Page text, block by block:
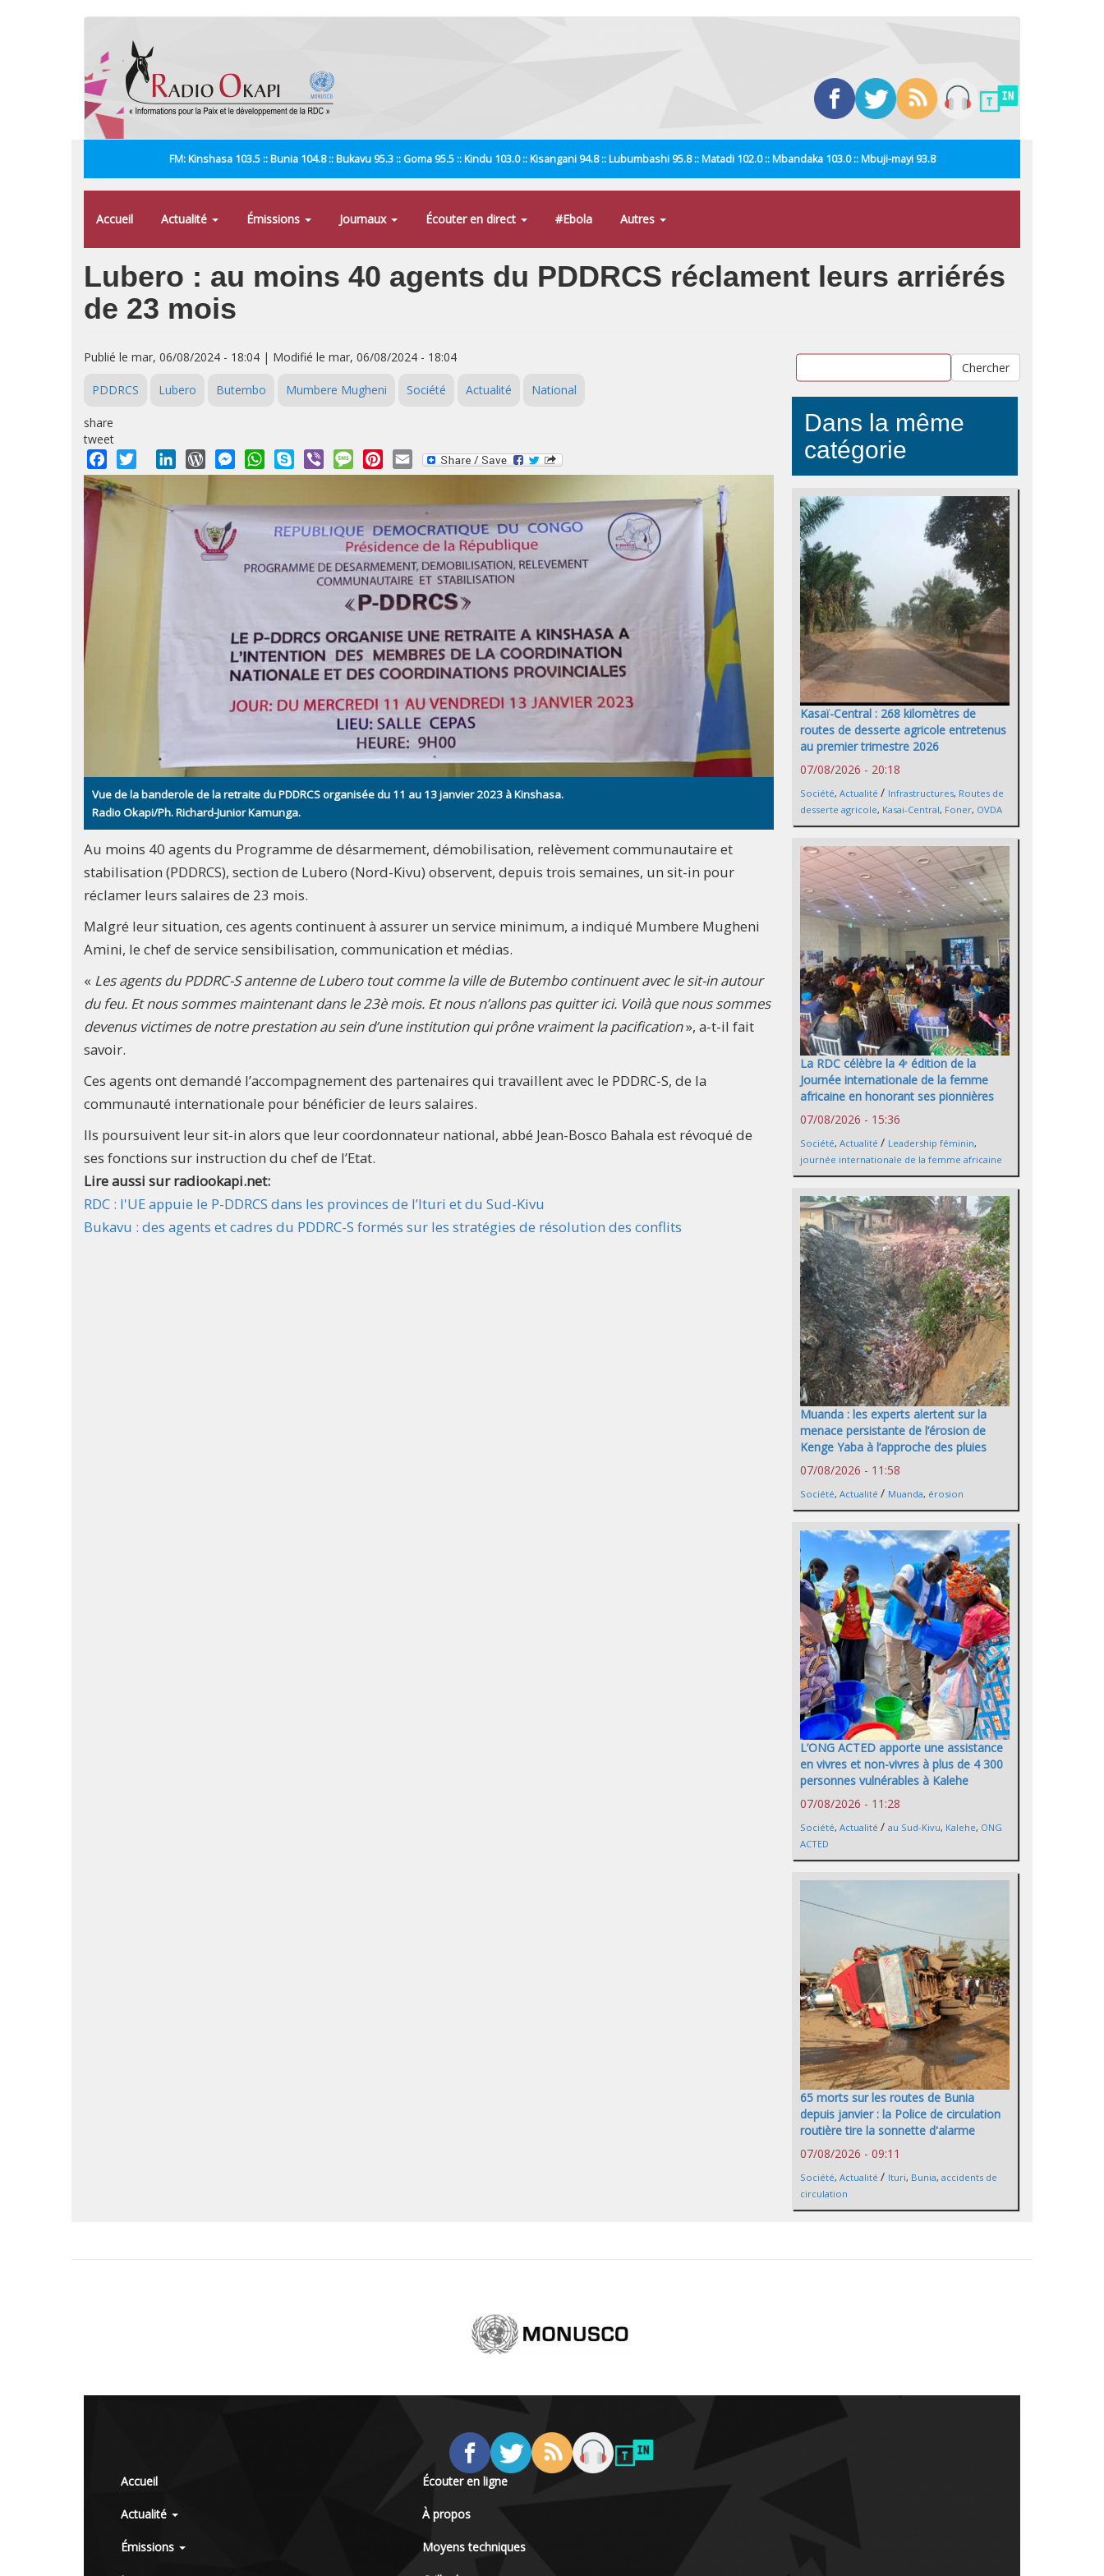
FM: Kinshasa 103.5 :: Bunia 104.8 :: Bukavu 95.3 :: Goma 95.5 :: Kindu 103.0 :: Kisangani 94.8 :: Lubumbashi 95.8 :: Matadi 102.0 :: Mbandaka 103.0 :: Mbuji-mayi 93.8
Accueil Actualité Émissions Journaux Écouter en direct #Ebola Autres
Lubero : au moins 40 agents du PDDRCS réclament leurs arriérés
de 23 mois
Publié le mar, 06/08/2024 - 18:04 | Modifié le mar, 06/08/2024 - 18:04
PDDRCS Lubero Butembo Mumbere Mugheni Société Actualité National
share
tweet
Facebook
Twitter LinkedInWordPressMessengerWhatsApp
Skype Viber MessagePinterest
Email
Vue de la banderole de la retraite du PDDRCS organisée du 11 au 13 janvier 2023 à Kinshasa.
Radio Okapi/Ph. Richard-Junior Kamunga.
Au moins 40 agents du Programme de désarmement, démobilisation, relèvement communautaire et
stabilisation (PDDRCS), section de Lubero (Nord-Kivu) observent, depuis trois semaines, un sit-in pour
réclamer leurs salaires de 23 mois.
Malgré leur situation, ces agents continuent à assurer un service minimum, a indiqué Mumbere Mugheni
Amini, le chef de service sensibilisation, communication et médias.
« Les agents du PDDRC-S antenne de Lubero tout comme la ville de Butembo continuent avec le sit-in autour
du feu. Et nous sommes maintenant dans le 23è mois. Et nous n’allons pas quitter ici. Voilà que nous sommes
devenus victimes de notre prestation au sein d’une institution qui prône vraiment la pacification», a-t-il fait
savoir.
Ces agents ont demandé l’accompagnement des partenaires qui travaillent avec le PDDRC-S, de la
communauté internationale pour bénéficier de leurs salaires.
Ils poursuivent leur sit-in alors que leur coordonnateur national, abbé Jean-Bosco Bahala est révoqué de
ses fonctions sur instruction du chef de l’Etat.
Lire aussi sur radiookapi.net:
RDC : l'UE appuie le P-DDRCS dans les provinces de l’Ituri et du Sud-Kivu
Bukavu : des agents et cadres du PDDRC-S formés sur les stratégies de résolution des conflits
Chercher
Dans la même
catégorie
Kasaï-Central : 268 kilomètres de
routes de desserte agricole entretenus
au premier trimestre 2026
07/08/2026 - 20:18
Société, Actualité / Infrastructures, Routes de
desserte agricole, Kasai-Central, Foner, OVDA
La RDC célèbre la 4ᵉ édition de la
Journée internationale de la femme
africaine en honorant ses pionnières
07/08/2026 - 15:36
Société, Actualité / Leadership féminin,
journée internationale de la femme africaine
Muanda : les experts alertent sur la
menace persistante de l’érosion de
Kenge Yaba à l’approche des pluies
07/08/2026 - 11:58
Société, Actualité / Muanda, érosion
L’ONG ACTED apporte une assistance
en vivres et non-vivres à plus de 4 300
personnes vulnérables à Kalehe
07/08/2026 - 11:28
Société, Actualité / au Sud-Kivu, Kalehe, ONG
ACTED
65 morts sur les routes de Bunia
depuis janvier : la Police de circulation
routière tire la sonnette d'alarme
07/08/2026 - 09:11
Société, Actualité / Ituri, Bunia, accidents de
circulation
Accueil
Actualité
Émissions
Écouter en ligne
À propos
Moyens techniques